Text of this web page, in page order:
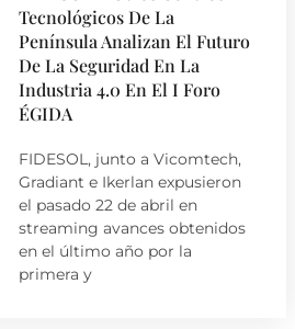
Tecnológicos De La
Península Analizan El Futuro
De La Seguridad En La
Industria 4.0 En El I Foro
ÉGIDA
FIDESOL, junto a Vicomtech,
Gradiant e Ikerlan expusieron
el pasado 22 de abril en
streaming avances obtenidos
en el último año por la
primera y